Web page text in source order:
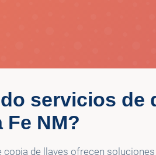
servicios de
Fe NM?
copia de llaves ofrecen